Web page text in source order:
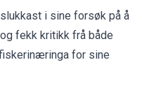
i sine forsøk på å
fekk kritikk frå både
for sine